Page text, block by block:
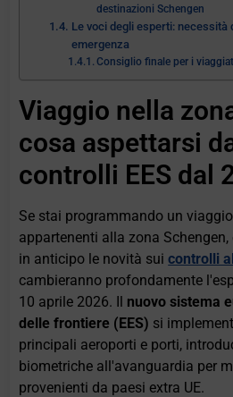
destinazioni Schengen
Le voci degli esperti:
emergenza
Consiglio finale per i
Viaggio nella
cosa aspettarsi
controlli EES dal
Se stai programmando un
appartenenti alla zona
in anticipo le novità suicontrolli
cambieranno profondamente
10 aprile 2026. Il nuovo sistema
delle frontiere (EES) si
principali aeroporti e porti,
biometriche all'avanguardia per
provenienti da paesi extra UE.